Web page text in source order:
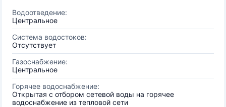
Водоотведение:
Центральное
Система водостоков:
Отсутствует
Газоснабжение:
Центральное
Горячее водоснабжение:
Открытая с отбором сетевой воды на горячее
водоснабжение из тепловой сети